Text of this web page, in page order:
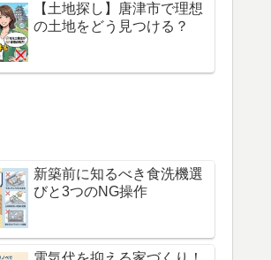
【土地探し】唐津市で理想
の土地をどう見つける？
新築前に知るべき食洗機選
びと3つのNG操作